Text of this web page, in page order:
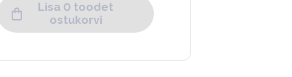
Lisa 0 toodet
ostukorvi